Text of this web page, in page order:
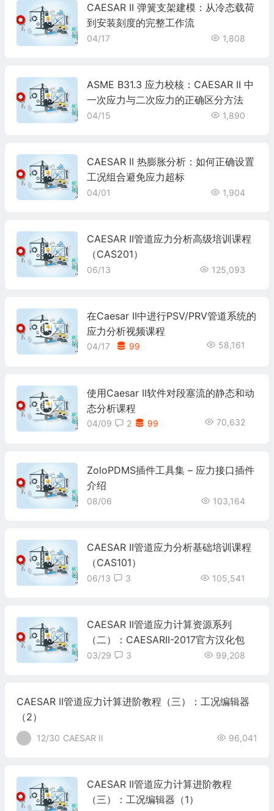
CAESAR II 弹簧支架建模：从冷态载荷
到安装刻度的完整工作流
04/17 1,808
ASME B31.3 应力校核：CAESAR II 中
一次应力与二次应力的正确区分方法
04/15 1,890
CAESAR II 热膨胀分析：如何正确设置
工况组合避免应力超标
04/01 1,904
CAESAR II管道应力分析高级培训课程
（CAS201）
06/13 125,093
在Caesar II中进行PSV/PRV管道系统的
应力分析视频课程
04/17 58,161
99
使用Caesar II软件对段塞流的静态和动
态分析课程
04/09 70,632
2 99
ZoloPDMS插件工具集 – 应力接口插件
介绍
08/06 103,164
CAESAR II管道应力分析基础培训课程
（CAS101）
06/13 105,541
3
CAESAR II管道应力计算资源系列
（二）：CAESARII-2017官方汉化包
03/29 99,208
3
CAESAR II管道应力计算进阶教程（三）：工况编辑器
（2）
12/30 CAESAR II 96,041
CAESAR II管道应力计算进阶教程
（三）：工况编辑器（1）